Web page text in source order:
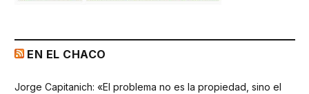
EN EL CHACO
Jorge Capitanich: «El problema no es la propiedad, sino el